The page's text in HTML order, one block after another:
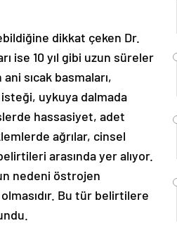
dikkat çeken Dr.
ise 10 yıl gibi uzun süreler
sıcak basmaları,
uykuya dalmada
hassasiyet, adet
ağrılar, cinsel
arasında yer alıyor.
nedeni östrojen
Bu tür belirtilere